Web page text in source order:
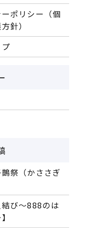
ポリシー（個
針）
祭（かささぎ
結び～888のは